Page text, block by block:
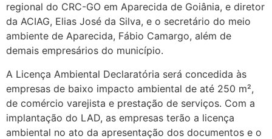
regional do CRC-GO em Aparecida de Goiânia, e diretor
da ACIAG, Elias José da Silva, e o secretário do meio
ambiente de Aparecida, Fábio Camargo, além de
demais empresários do município.
A Licença Ambiental Declaratória será concedida às
empresas de baixo impacto ambiental de até 250 m²,
de comércio varejista e prestação de serviços. Com a
implantação do LAD, as empresas terão a licença
ambiental no ato da apresentação dos documentos e o